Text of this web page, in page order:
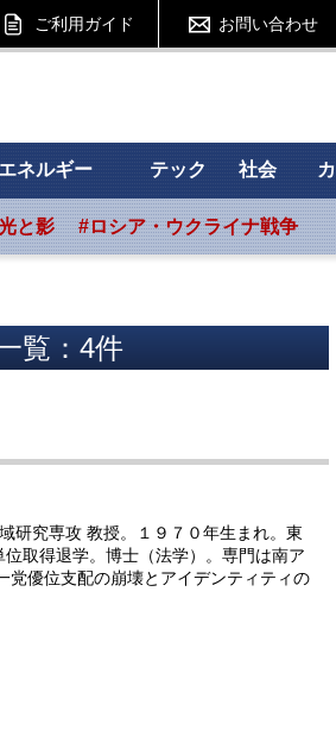
ご利用ガイド お問い合わせ
ネルギー テック 社会
と影 #ロシア・ウクライナ戦争
覧：4件
研究専攻 教授。１９７０年生まれ。東
取得退学。博士（法学）。専門は南ア
優位支配の崩壊とアイデンティティの